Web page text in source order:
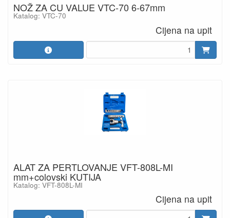
NOŽ ZA CU VALUE VTC-70 6-67mm
Katalog: VTC-70
Cijena na upit
ALAT ZA PERTLOVANJE VFT-808L-MI
mm+colovski KUTIJA
Katalog: VFT-808L-MI
Cijena na upit